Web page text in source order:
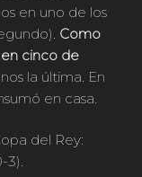
en uno de los
Como
cinco de
la última. En
en casa.
del Rey:
3).